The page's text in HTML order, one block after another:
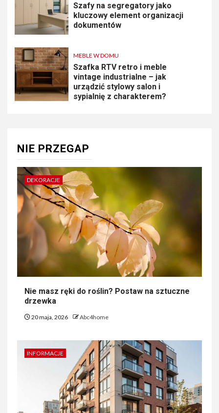
Szafy na segregatory jako
kluczowy element organizacji
dokumentów
MEBLE W DOMU
Szafka RTV retro i meble
vintage industrialne – jak
urządzić stylowy salon i
sypialnię z charakterem?
NIE PRZEGAP
DEKORACJE
Nie masz ręki do roślin? Postaw na sztuczne
drzewka
20 maja, 2026 Abc4home
INFORMACJE